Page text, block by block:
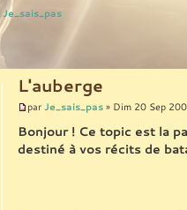
Je_sais_pas
L'auberge
par Je_sais_pas » Dim 20 Sep
Bonjour ! Ce topic est la
destiné à vos récits de